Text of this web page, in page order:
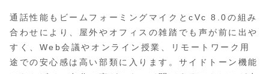
通話性能もビームフォーミングマイクとcVc 8.0の組み
合わせにより、屋外やオフィスの雑踏でも声が前に出や
すく、Web会議やオンライン授業、リモートワーク用
途での安心感は高い部類に入ります。サイドトーン機能